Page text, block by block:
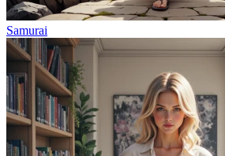
Samurai